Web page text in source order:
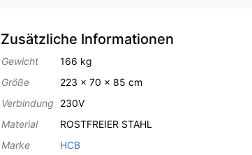
Zusätzliche Informationen
Gewicht
166 kg
Größe
223 × 70 × 85 cm
Verbindung
230V
Material
ROSTFREIER STAHL
Marke
HCB